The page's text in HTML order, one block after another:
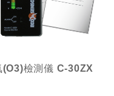
(O3)檢測儀 C-30ZX